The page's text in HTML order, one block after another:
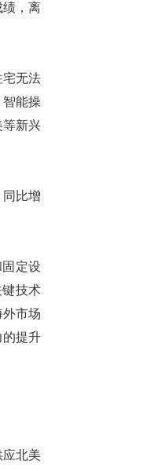
，离
无法
能操
等新兴
比增
定设
技术
市场
的提升
北美